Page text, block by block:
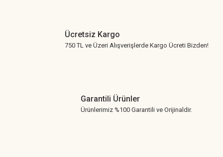
Ücretsiz Kargo
750 TL ve Üzeri Alışverişlerde Kargo Ücreti Bizden!
Garantili Ürünler
Ürünlerimiz %100 Garantili ve Orijinaldir.